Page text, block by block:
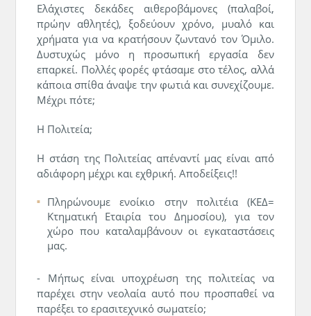
Ελάχιστες δεκάδες αιθεροβάμονες (παλαβοί,
πρώην αθλητές), ξοδεύουν χρόνο, μυαλό και
χρήματα για να κρατήσουν ζωντανό τον Όμιλο.
Δυστυχώς μόνο η προσωπική εργασία δεν
επαρκεί. Πολλές φορές φτάσαμε στο τέλος, αλλά
κάποια σπίθα άναψε την φωτιά και συνεχίζουμε.
Μέχρι πότε;
Η Πολιτεία;
Η στάση της Πολιτείας απέναντί μας είναι από
αδιάφορη μέχρι και εχθρική. Αποδείξεις!!
Πληρώνουμε ενοίκιο στην πολιτέια (ΚΕΔ=
Κτηματική Εταιρία του Δημοσίου), για τον
χώρο που καταλαμβάνουν οι εγκαταστάσεις
μας.
- Μήπως είναι υποχρέωση της πολιτείας να
παρέχει στην νεολαία αυτό που προσπαθεί να
παρέξει το ερασιτεχνικό σωματείο;